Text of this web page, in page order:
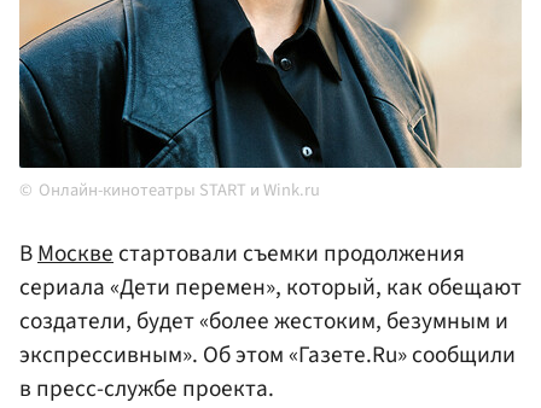
Онлайн-кинотеатры START и Wink.ru
ВМосквестартовали съемки продолжения
сериала «Дети перемен», который, как обещают
создатели, будет «более жестоким, безумным и
экспрессивным». Об этом «Газете.Ru» сообщили
в пресс-службе проекта.